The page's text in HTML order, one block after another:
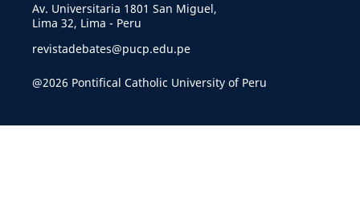
Av. Universitaria 1801 San Miguel,
Lima 32, Lima - Peru
revistadebates@pucp.edu.pe
@2026 Pontifical Catholic University of Peru